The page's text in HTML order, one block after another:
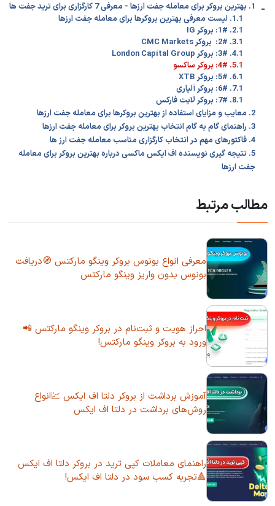
1. بهترین بروکر برای معامله جفت ارزها - معرفی 7 کارگزاری برای ترید جفت ها -
1.1. لیست معرفی بهترین بروکرها برای معامله جفت ارزها
2.1. 1#: بروکر IG
3.1. 2#: بروکر CMC Markets
4.1. 3#: بروکر London Capital Group
5.1. 4#: بروکر ساکسو
6.1. 5#: بروکر XTB
7.1. 6#: بروکر آلپاری
8.1. 7#: بروکر لایت فارکس
2. معایب و مزایای استفاده از بهترین بروکرها برای معامله جفت ارزها
3. راهنمای گام به گام انتخاب بهترین بروکر برای معامله جفت ارزها
4. فاکتورهای مهم در انتخاب کارگزاری مناسب معامله جفت ارز ها
5. نتیجه گیری نویسنده اف ایکس ماکسی درباره بهترین بروکر برای معامله
جفت ارزها
مطالب مرتبط
معرفی انواع بونوس بروکر وینگو مارکتس 🧭دریافت
بونوس بدون واریز وینگو مارکتس
احراز هویت و ثبت‌نام در بروکر وینگو مارکتس 📲
ورود به بروکر وینگو مارکتس!
آموزش برداشت از بروکر دلتا اف ایکس 💹انواع
روش‌های برداشت در دلتا اف ایکس
راهنمای معاملات کپی ترید در بروکر دلتا اف ایکس
🔺تجربه کسب سود در دلتا اف ایکس!